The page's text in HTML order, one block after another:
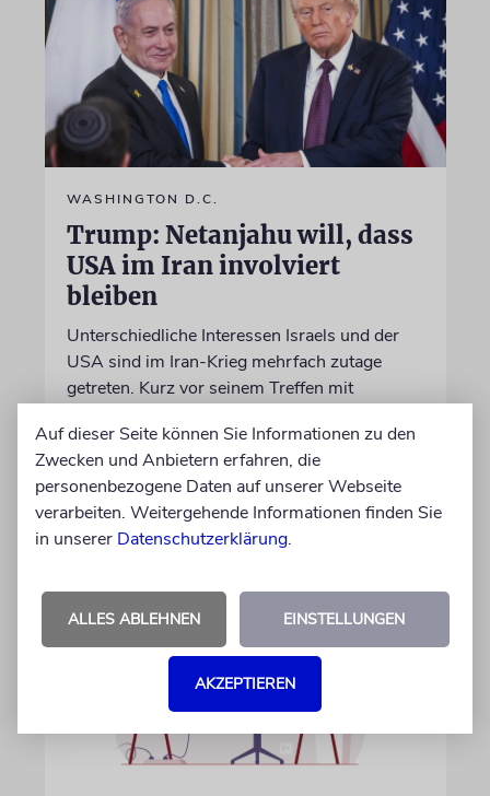
WASHINGTON D.C.
Trump: Netanjahu will, dass
USA im Iran involviert
bleiben
Unterschiedliche Interessen Israels und der
USA sind im Iran-Krieg mehrfach zutage
getreten. Kurz vor seinem Treffen mit
Differenzen nicht überwunden sind
28.07.2026
Auf dieser Seite können Sie Informationen zu den
Zwecken und Anbietern erfahren, die
personenbezogene Daten auf unserer Webseite
verarbeiten. Weitergehende Informationen finden Sie
in unserer Datenschutzerklärung.
ALLES ABLEHNEN EINSTELLUNGEN
AKZEPTIEREN